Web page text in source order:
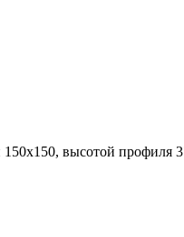
150х150, высотой